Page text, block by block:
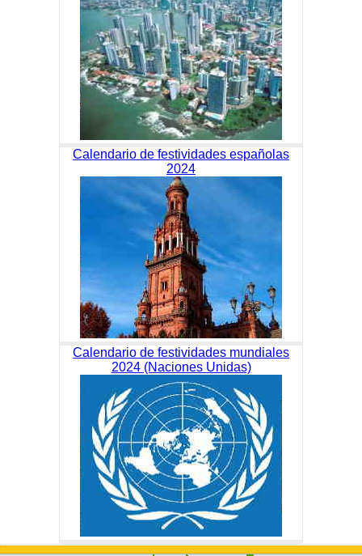
Calendario de festividades españolas
2024
Calendario de festividades mundiales
2024 (Naciones Unidas)